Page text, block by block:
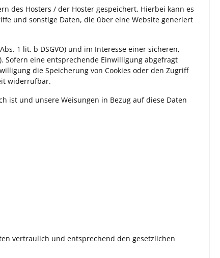
des Hosters / der Hoster gespeichert. Hierbei kann es
und sonstige Daten, die über eine Website generiert
1 lit. b DSGVO) und im Interesse einer sicheren,
Sofern eine entsprechende Einwilligung abgefragt
die Speicherung von Cookies oder den Zugriff
widerrufbar.
ist und unsere Weisungen in Bezug auf diese Daten
vertraulich und entsprechend den gesetzlichen